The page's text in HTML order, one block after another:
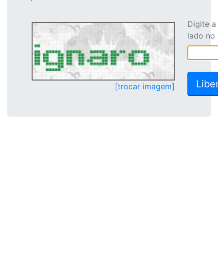
[trocar imagem]
Digite
lado no